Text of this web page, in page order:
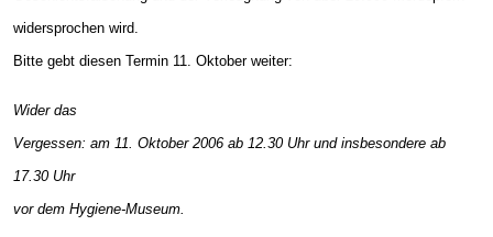
widersprochen wird.
Bitte gebt diesen Termin 11. Oktober weiter:
Wider das
Vergessen: am 11. Oktober 2006 ab 12.30 Uhr und insbesondere ab
17.30 Uhr
vor dem Hygiene-Museum.